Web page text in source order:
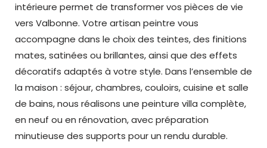
intérieure permet de transformer vos pièces de vie
vers Valbonne. Votre artisan peintre vous
accompagne dans le choix des teintes, des finitions
mates, satinées ou brillantes, ainsi que des effets
décoratifs adaptés à votre style. Dans l’ensemble de
la maison : séjour, chambres, couloirs, cuisine et salle
de bains, nous réalisons une peinture villa complète,
en neuf ou en rénovation, avec préparation
minutieuse des supports pour un rendu durable.